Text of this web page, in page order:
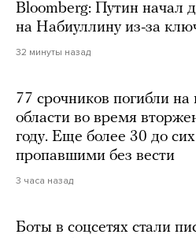
Bloomberg: Путин начал
на Набиуллину из-за
32 минуты назад
77 срочников погибли
области во время
году. Еще более 30 до
пропавшими без вести
3 часа назад
Боты в соцсетях стали